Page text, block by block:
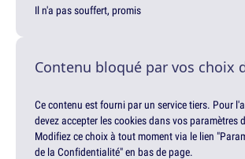
Il n'a pas souffert, promis
Contenu bloqué par vos choix
Ce contenu est fourni par un service tiers. Pour
devez accepter les cookies dans vos paramètres
Modifiez ce choix à tout moment via le lien
de la Confidentialité" en bas de page.